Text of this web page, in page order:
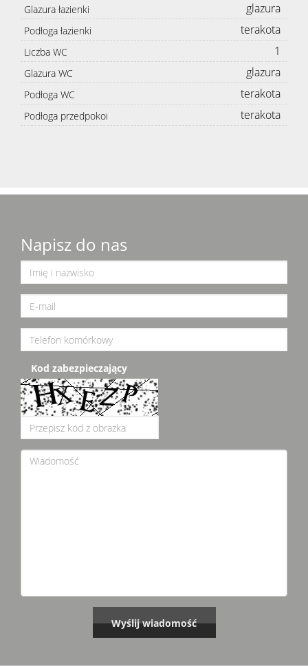
Glazura łazienki glazura
Podłoga łazienki terakota
Liczba WC 1
Glazura WC glazura
Podłoga WC terakota
Podłoga przedpokoi terakota
Napisz do nas
Kod zabezpieczający